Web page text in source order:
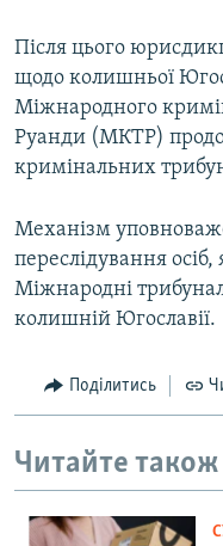
Після цього
щодо колишньої
Міжнародного
Руанди (МКТР)
кримінальних
Механізм
переслідування
Міжнародні
колишній Югославії.
Поділитись
Читайте також